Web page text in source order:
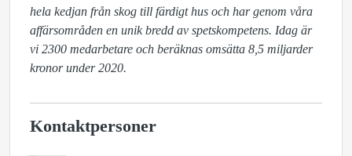
hela kedjan från skog till färdigt hus och har genom våra
affärsområden en unik bredd av spetskompetens. Idag är
vi 2300 medarbetare och beräknas omsätta 8,5 miljarder
kronor under 2020.
Kontaktpersoner